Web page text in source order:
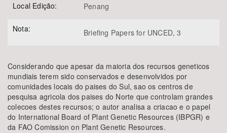
Local Edição: Penang
Nota: Briefing Papers for UNCED, 3
Considerando que apesar da maioria dos recursos geneticos
mundiais terem sido conservados e desenvolvidos por
comunidades locais do paises do Sul, sao os centros de
pesquisa agricola dos paises do Norte que controlam grandes
colecoes destes recursos; o autor analisa a criacao e o papel
do International Board of Plant Genetic Resources (IBPGR) e
da FAO Comission on Plant Genetic Resources.